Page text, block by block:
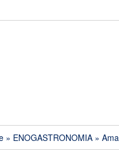
» ENOGASTRONOMIA »